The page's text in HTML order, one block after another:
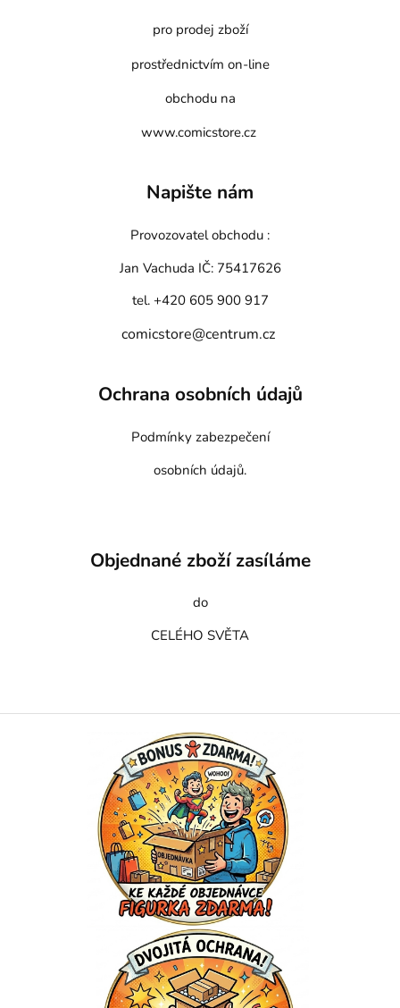
pro prodej zboží
prostřednictvím on-line
obchodu na
www.comicstore.cz
Napište nám
Provozovatel obchodu :
Jan Vachuda IČ: 75417626
tel. +420 605 900 917
comicstore@centrum.cz
Ochrana osobních údajů
Podmínky zabezpečení
osobních údajů.
Objednané zboží zasíláme
do
CELÉHO SVĚTA